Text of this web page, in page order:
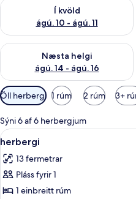
Í kvöld
ágú. 10 - ágú. 11
Athuga framboð í kvöld ágú. 10
Næsta helgi
ágú. 14 - ágú. 16
Athuga framboð næstu helgi
Síur
í
boði
fyrir
herbergi
Öll herbergi 1 rúm 2 rúm 3+
Sýni 6 af 6 herbergjum
Skoða
allar
myndir
fyrir
herbergi
5
herbergi
13 fermetrar
Pláss fyrir 1
1 einbreitt rúm